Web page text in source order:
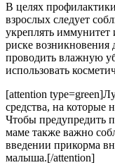
В целях
взрослых следует
укреплять
риске возникновения
проводить влажную
использовать
[attention
средства, на которые
Чтобы предупредить
маме также важно
введении прикорма
малыша.[/attention]